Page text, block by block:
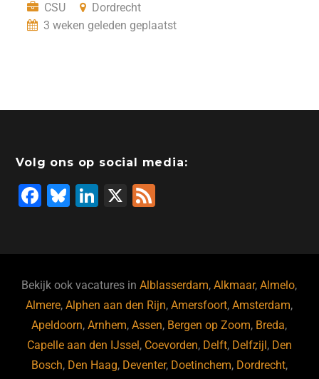
CSU
Dordrecht
3 weken geleden geplaatst
Volg ons op social media:
F
b
o
o
k
Bl
ky
Li
dI
n
X
Bekijk ook vacatures inAlblasserdam,Alkmaar,Almelo,
Almere,Alphen aan den Rijn,Amersfoort,Amsterdam,
Apeldoorn,Arnhem,Assen, Bergen op Zoom, Breda,
Capelle aan den IJssel, Coevorden, Delft, Delfzijl, Den
Bosch, Den Haag, Deventer, Doetinchem, Dordrecht,